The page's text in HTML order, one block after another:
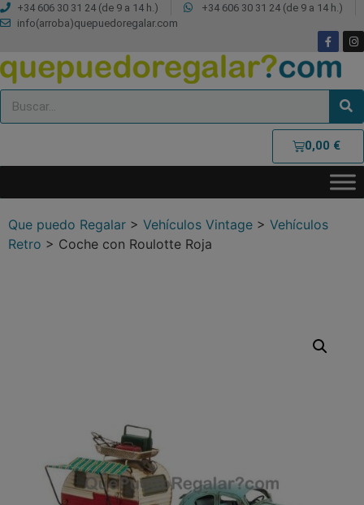
+34 606 30 31 24 (de 9 a 14 h.)
+34 606 30 31 24 (de 9 a 14 h.)
info(arroba)quepuedoregalar.com
0,00 €
Que puedo Regalar > Vehículos Vintage > Vehículos
Retro > Coche con Roulotte Roja